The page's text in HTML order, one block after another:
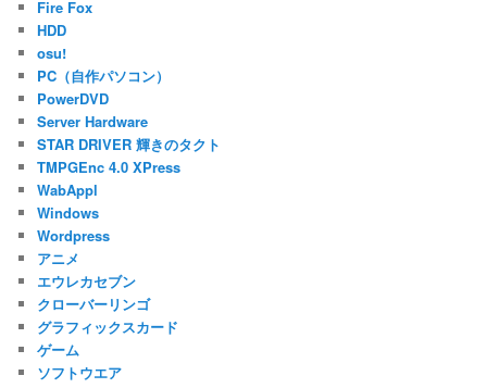
Fire Fox
HDD
osu!
PC（自作パソコン）
PowerDVD
Server Hardware
STAR DRIVER 輝きのタクト
TMPGEnc 4.0 XPress
WabAppl
Windows
Wordpress
アニメ
エウレカセブン
クローバーリンゴ
グラフィックスカード
ゲーム
ソフトウエア